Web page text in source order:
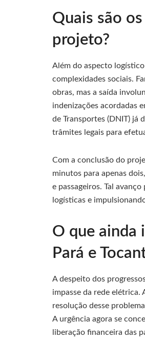
Quais são
projeto?
Além do aspecto
complexidades sociais.
obras, mas a saída
indenizações acordadas
de Transportes (DNIT) já
trâmites legais para
Com a conclusão do
minutos para apenas
e passageiros. Tal
logísticas e
O que ainda
Pará e
A despeito dos
impasse da rede elétrica.
resolução desse
A urgência agora se
liberação financeira das